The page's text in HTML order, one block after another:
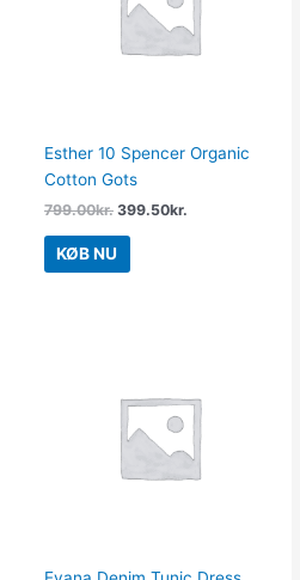
Esther 10 Spencer Organic
Cotton Gots
799.00kr. 399.50kr.
KØB NU